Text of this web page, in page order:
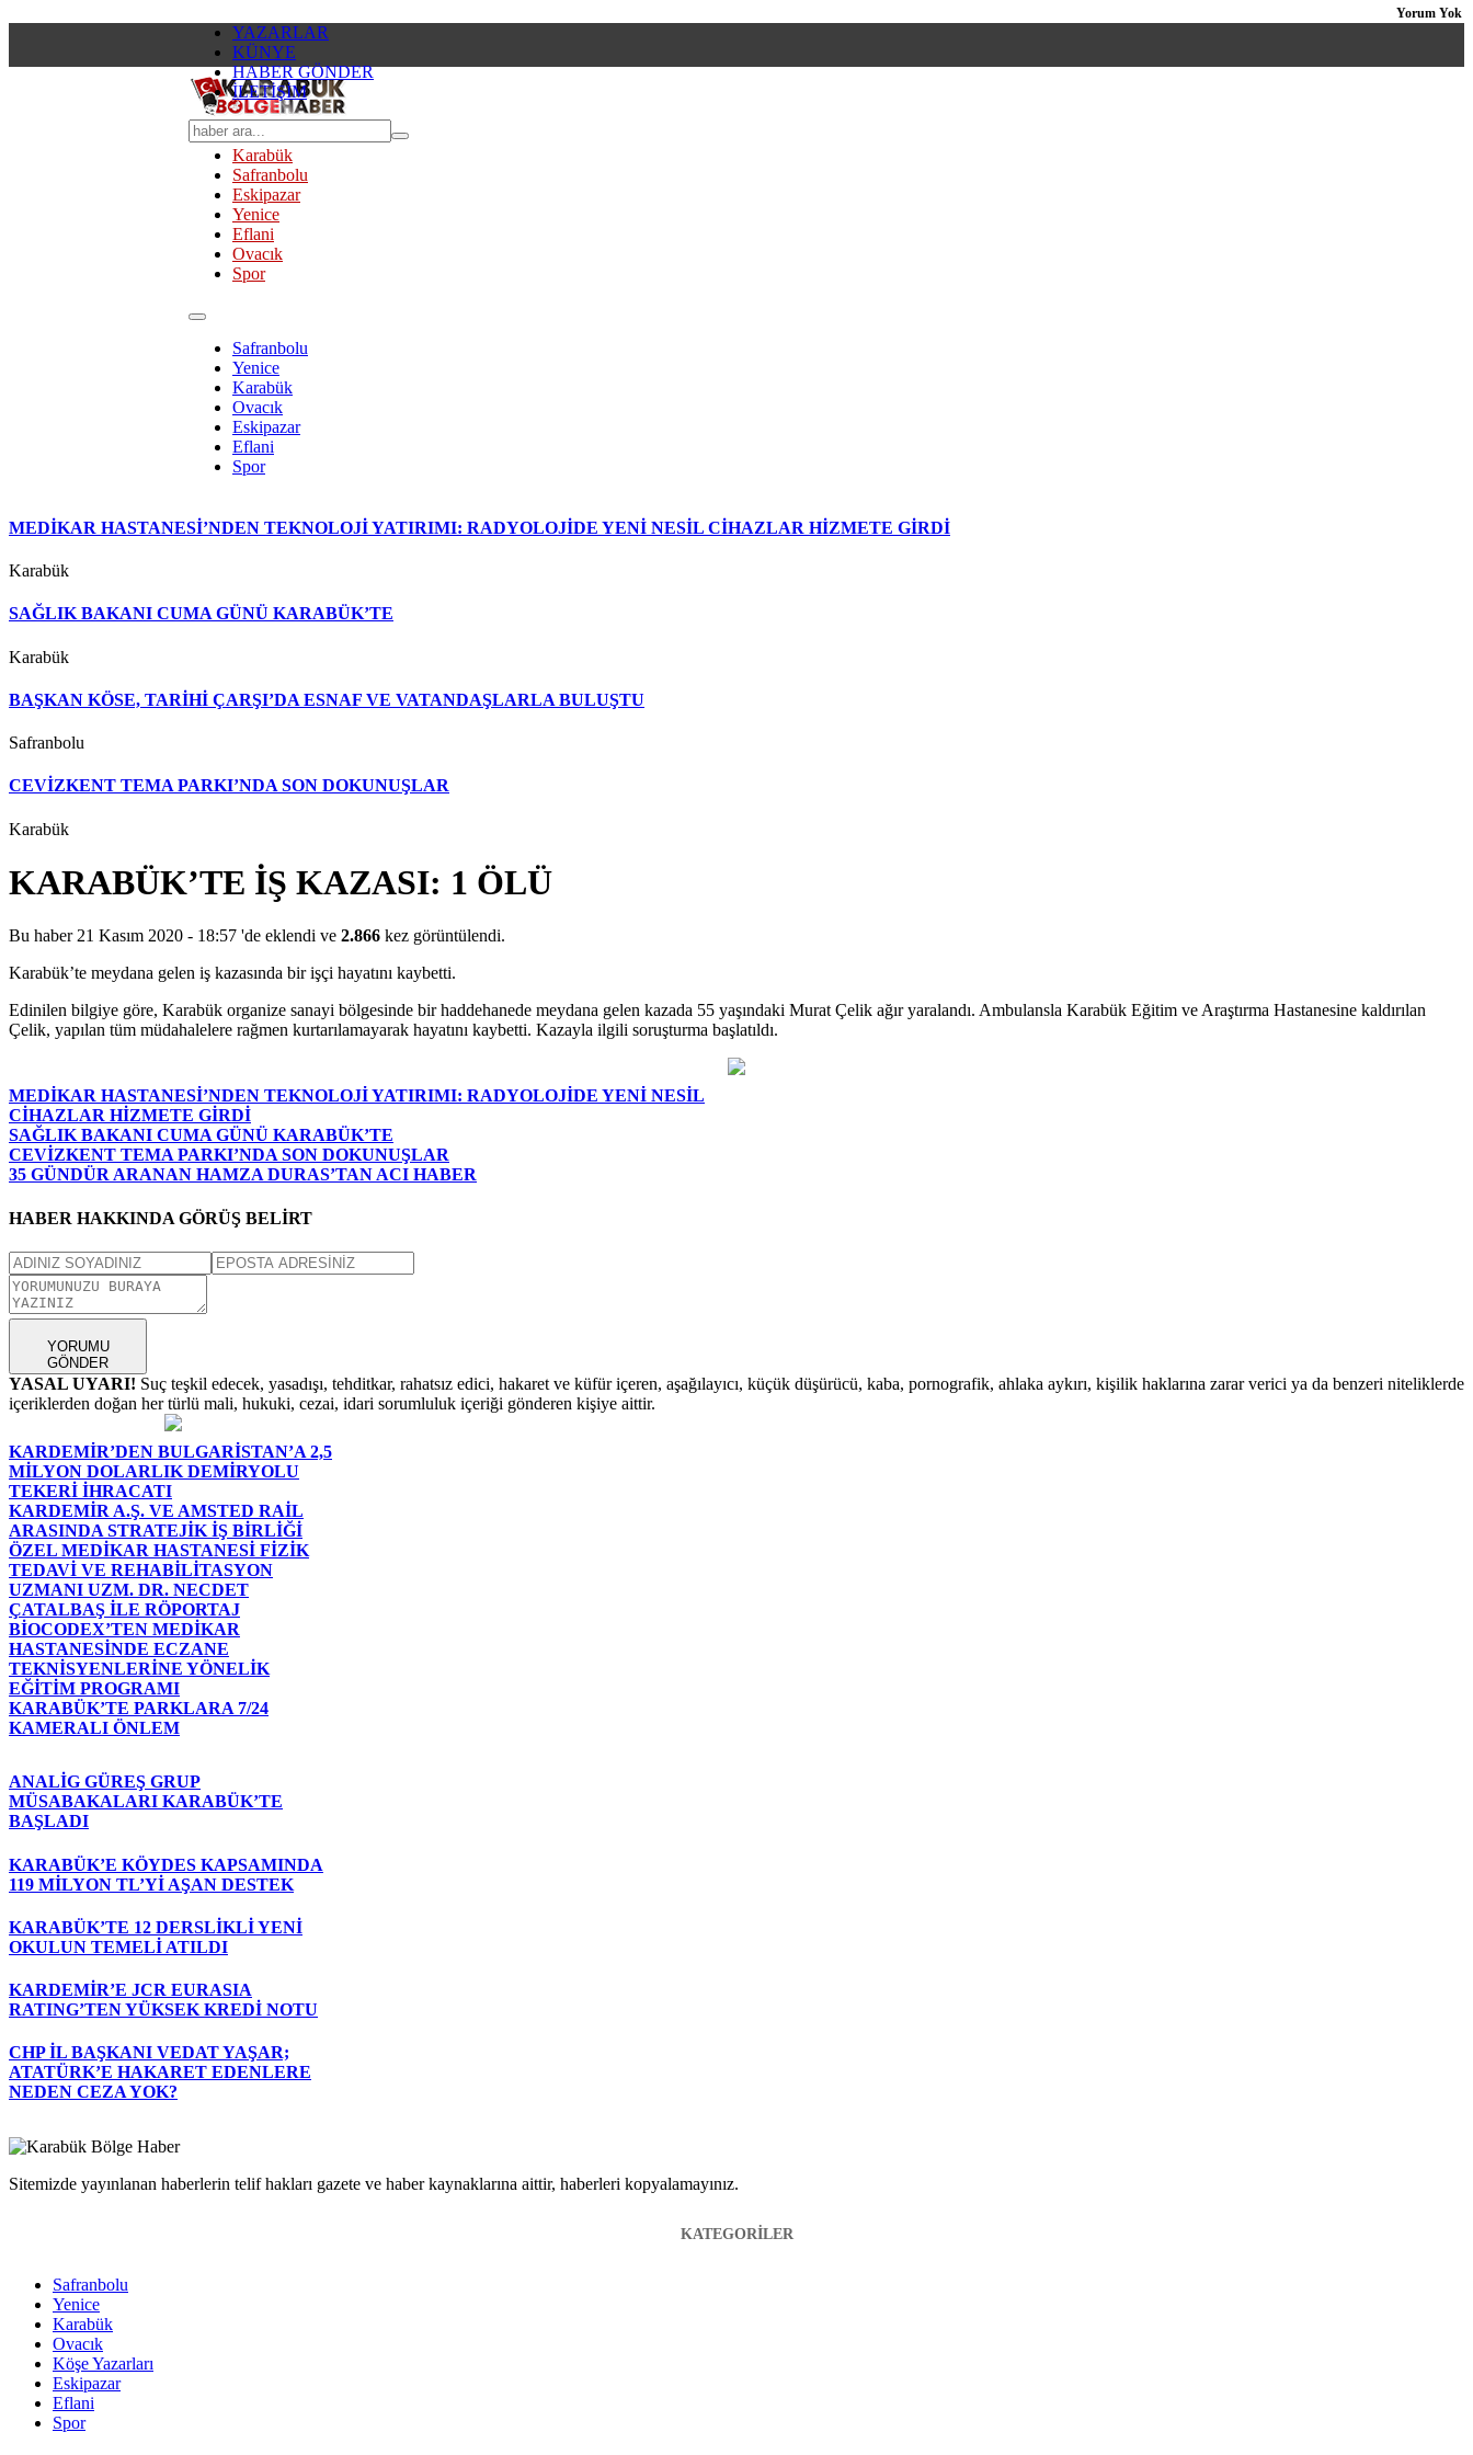
YAZARLAR
KÜNYE
HABER GÖNDER
İLETİŞİM
Karabük
Safranbolu
Eskipazar
Yenice
Eflani
Ovacık
Spor
Safranbolu
Yenice
Karabük
Ovacık
Eskipazar
Eflani
Spor
MEDİKAR HASTANESİ’NDEN TEKNOLOJİ YATIRIMI: RADYOLOJİDE YENİ NESİL CİHAZLAR HİZMETE GİRDİ
Karabük
SAĞLIK BAKANI CUMA GÜNÜ KARABÜK’TE
Karabük
BAŞKAN KÖSE, TARİHİ ÇARŞI’DA ESNAF VE VATANDAŞLARLA BULUŞTU
Safranbolu
CEVİZKENT TEMA PARKI’NDA SON DOKUNUŞLAR
Karabük
KARABÜK’TE İŞ KAZASI: 1 ÖLÜ
Bu haber 21 Kasım 2020 - 18:57 'de eklendi ve 2.866 kez görüntülendi.
Karabük’te meydana gelen iş kazasında bir işçi hayatını kaybetti.
Edinilen bilgiye göre, Karabük organize sanayi bölgesinde bir haddehanede meydana gelen kazada 55 yaşındaki Murat Çelik ağır yaralandı. Ambulansla Karabük Eğitim ve Araştırma Hastanesine kaldırılan
Çelik, yapılan tüm müdahalelere rağmen kurtarılamayarak hayatını kaybetti. Kazayla ilgili soruşturma başlatıldı.
MEDİKAR HASTANESİ’NDEN TEKNOLOJİ YATIRIMI: RADYOLOJİDE YENİ NESİL
CİHAZLAR HİZMETE GİRDİ
SAĞLIK BAKANI CUMA GÜNÜ KARABÜK’TE
CEVİZKENT TEMA PARKI’NDA SON DOKUNUŞLAR
35 GÜNDÜR ARANAN HAMZA DURAS’TAN ACI HABER
HABER HAKKINDA GÖRÜŞ BELİRT
Yorum Yok
YORUMU
GÖNDER
YASAL UYARI! Suç teşkil edecek, yasadışı, tehditkar, rahatsız edici, hakaret ve küfür içeren, aşağılayıcı, küçük düşürücü, kaba, pornografik, ahlaka aykırı, kişilik haklarına zarar verici ya da benzeri niteliklerde
içeriklerden doğan her türlü mali, hukuki, cezai, idari sorumluluk içeriği gönderen kişiye aittir.
KARDEMİR’DEN BULGARİSTAN’A 2,5
MİLYON DOLARLIK DEMİRYOLU
TEKERİ İHRACATI
KARDEMİR A.Ş. VE AMSTED RAİL
ARASINDA STRATEJİK İŞ BİRLİĞİ
ÖZEL MEDİKAR HASTANESİ FİZİK
TEDAVİ VE REHABİLİTASYON
UZMANI UZM. DR. NECDET
ÇATALBAŞ İLE RÖPORTAJ
BİOCODEX’TEN MEDİKAR
HASTANESİNDE ECZANE
TEKNİSYENLERİNE YÖNELİK
EĞİTİM PROGRAMI
KARABÜK’TE PARKLARA 7/24
KAMERALI ÖNLEM
ANALİG GÜREŞ GRUP
MÜSABAKALARI KARABÜK’TE
BAŞLADI
KARABÜK’E KÖYDES KAPSAMINDA
119 MİLYON TL’Yİ AŞAN DESTEK
KARABÜK’TE 12 DERSLİKLİ YENİ
OKULUN TEMELİ ATILDI
KARDEMİR’E JCR EURASIA
RATING’TEN YÜKSEK KREDİ NOTU
CHP İL BAŞKANI VEDAT YAŞAR;
ATATÜRK’E HAKARET EDENLERE
NEDEN CEZA YOK?
Sitemizde yayınlanan haberlerin telif hakları gazete ve haber kaynaklarına aittir, haberleri kopyalamayınız.
KATEGORİLER
Safranbolu
Yenice
Karabük
Ovacık
Köşe Yazarları
Eskipazar
Eflani
Spor